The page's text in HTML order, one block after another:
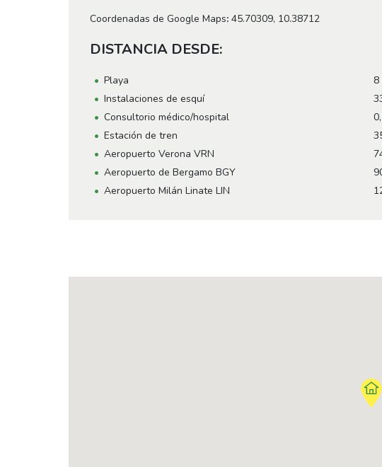
Coordenadas de Google Maps: 45.70309, 10.38712
DISTANCIA DESDE:
Playa
8
Instalaciones de esquí
Consultorio médico/hospital
Estación de tren
Aeropuerto Verona VRN
Aeropuerto de Bergamo BGY
Aeropuerto Milán Linate LIN